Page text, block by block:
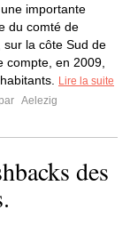
importante
du comté de
sur la côte Sud de
compte, en 2009,
Lire la suite
Aelezig
des